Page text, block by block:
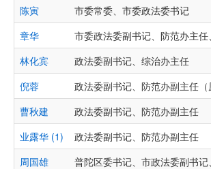
陈寅
市委常委、市委政法委书记
章华
市委政法委副书记、防范办主
林化宾
政法委副书记、综治办主任
倪蓉
政法委副书记、防范办副主任（
曹秋建
政法委副书记、防范办副主任
业露华 (1)
政法委副书记、防范办副主任
周国雄
普陀区委书记、市政法委副书